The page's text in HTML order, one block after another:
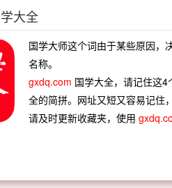
力，以致其用。”
及 力敌千钧
力扛九鼎
鬼力 自食其力
衔勇韬力
大全
国学大师这个词由于某些原因，
名称。
gxdq.com 国学大全，请记住这4
全的简拼。网址又短又容易记住
请及时更新收藏夹，使用